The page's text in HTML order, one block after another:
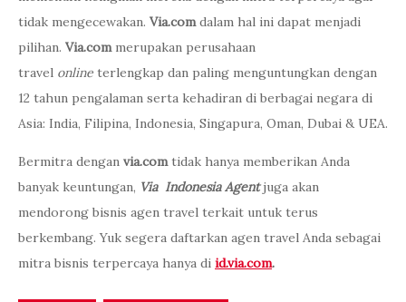
tidak mengecewakan. Via.comdalam hal ini dapat menjadi
pilihan. Via.commerupakan perusahaan
travel online terlengkap dan paling menguntungkan dengan
12 tahun pengalaman serta kehadiran di berbagai negara di
Asia: India, Filipina, Indonesia, Singapura, Oman, Dubai & UEA.
Bermitra dengan via.comtidak hanya memberikan Anda
banyak keuntungan, Via Indonesia Agent juga akan
mendorong bisnis agen travel terkait untuk terus
berkembang. Yuk segera daftarkan agen travel Anda sebagai
mitra bisnis terpercaya hanya di id.via.com.